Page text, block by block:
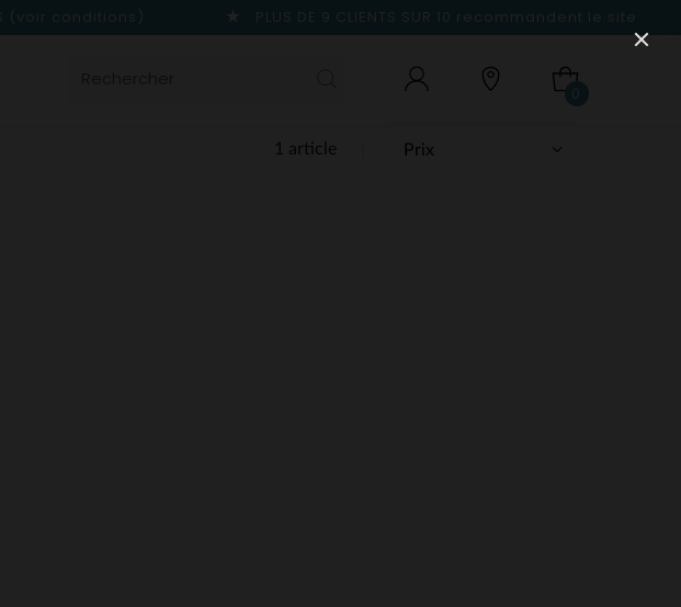
(voir conditions) PLUS DE 9 CLIENTS SUR 10 recommandent le site
0
1 article